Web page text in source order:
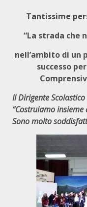
Tantissime
“La strada che
nell’ambito di un
successo
Il Dirigente
“Costruiamo
Sono molto